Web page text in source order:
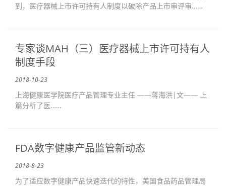
到，医疗器械上市许可持有人制度以破除产品上市审评审……
专家谈MAH（三）医疗器械上市许可持有人
制度手段
2018-10-23
上海健康医学院医疗产品管理专业主任 ——蒋海洪|文—— 上
篇分析了医……
FDA数字健康产品监管新动态
2018-8-23
为了适应数字健康产品快速迭代的特性，美国食品药品管理局